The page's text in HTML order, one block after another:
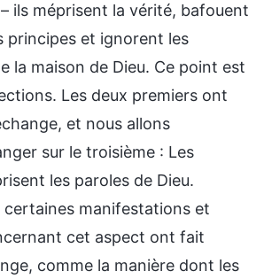
ils méprisent la vérité, bafouent
principes et ignorent les
la maison de Dieu. Ce point est
Les deux premiers ont
et nous allons
sur le troisième : Les
les paroles de Dieu.
certaines manifestations et
cet aspect ont fait
comme la manière dont les